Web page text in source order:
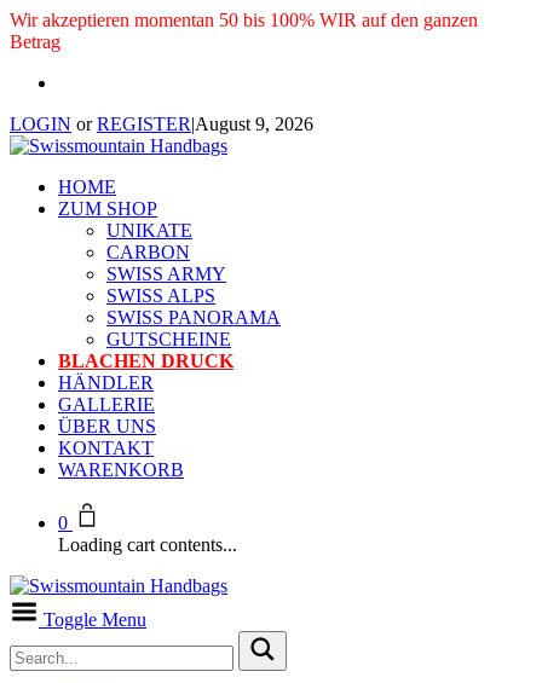
Wir akzeptieren momentan 50 bis 100% WIR auf den ganzen
Betrag
LOGIN orREGISTER|August 9, 2026
HOME
ZUM SHOP
UNIKATE
CARBON
SWISS ARMY
SWISS ALPS
SWISS PANORAMA
GUTSCHEINE
BLACHEN DRUCK
HÄNDLER
GALLERIE
ÜBER UNS
KONTAKT
WARENKORB
0
Loading cart contents...
Toggle Menu